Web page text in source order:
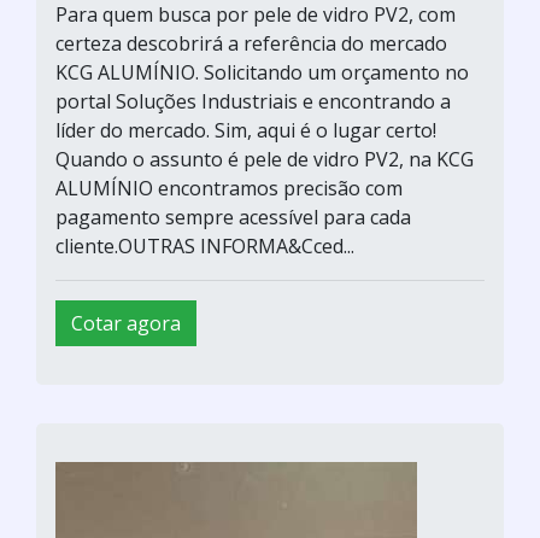
Para quem busca por pele de vidro PV2, com
certeza descobrirá a referência do mercado
KCG ALUMÍNIO. Solicitando um orçamento no
portal Soluções Industriais e encontrando a
líder do mercado. Sim, aqui é o lugar certo!
Quando o assunto é pele de vidro PV2, na KCG
ALUMÍNIO encontramos precisão com
pagamento sempre acessível para cada
cliente.OUTRAS INFORMA&Cced...
Cotar agora